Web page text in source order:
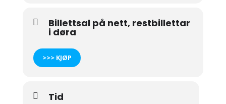
Billettsal på nett, restbillettar
i døra
>>> KJØP
Tid